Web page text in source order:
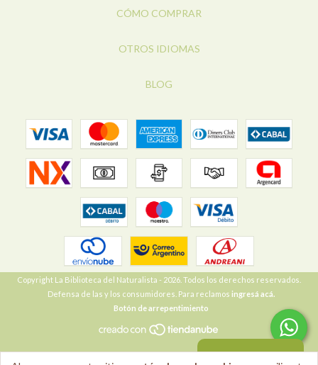
CÓMO COMPRAR
OTROS IDIOMAS
BLOG
Copyright La Biblioteca del Naturalista - 2026. Todos los derechos reservados.
Defensa de las y los consumidores. Para reclamos ingresá acá.
Botón de arrepentimiento